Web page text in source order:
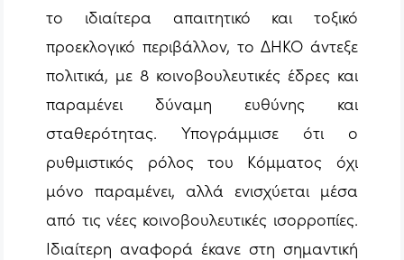
το ιδιαίτερα απαιτητικό και τοξικό
προεκλογικό περιβάλλον, το ΔΗΚΟ άντεξε
πολιτικά, με 8 κοινοβουλευτικές έδρες και
παραμένει δύναμη ευθύνης και
σταθερότητας. Υπογράμμισε ότι ο
ρυθμιστικός ρόλος του Κόμματος όχι
μόνο παραμένει, αλλά ενισχύεται μέσα
από τις νέες κοινοβουλευτικές ισορροπίες.
Ιδιαίτερη αναφορά έκανε στη σημαντική